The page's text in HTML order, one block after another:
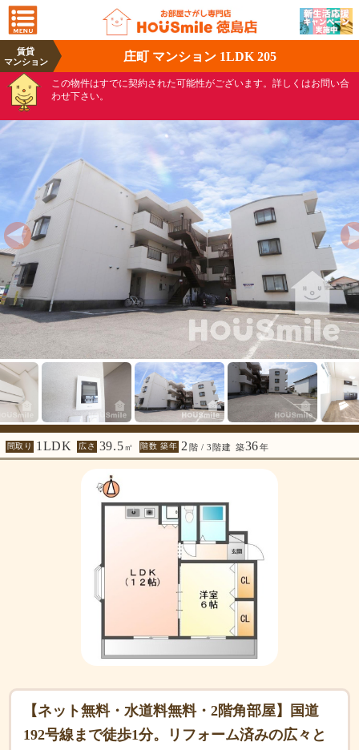
賃貸
マンション
庄町 マンション 1LDK 205
この物件はすでに契約された可能性がございます。詳しくはお問い合
わせ下さい。
間取り 1LDK 広さ 39.5㎡ 階数 築年 2 階 / 3階建 築36年
【ネット無料・水道料無料・2階角部屋】国道
192号線まで徒歩1分。リフォーム済みの広々と